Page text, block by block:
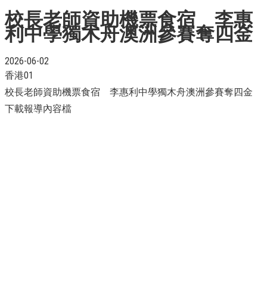
校長老師資助機票食宿 李惠
利中學獨木舟澳洲參賽奪四金
2026-06-02
香港01
校長老師資助機票食宿 李惠利中學獨木舟澳洲參賽奪四金
下載報導內容檔